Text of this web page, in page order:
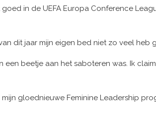
in de UEFA Europa Conference
dit jaar mijn eigen bed niet zo veel heb
beetje aan het saboteren was. Ik
gloednieuwe Feminine Leadership